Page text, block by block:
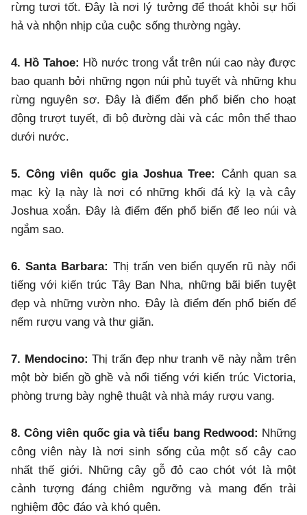
rừng tươi tốt. Đây là nơi lý tưởng để thoát khỏi sự hối
hả và nhộn nhịp của cuộc sống thường ngày.
4. Hồ Tahoe: Hồ nước trong vắt trên núi cao này được
bao quanh bởi những ngọn núi phủ tuyết và những khu
rừng nguyên sơ. Đây là điểm đến phổ biến cho hoạt
động trượt tuyết, đi bộ đường dài và các môn thể thao
dưới nước.
5. Công viên quốc gia Joshua Tree: Cảnh quan sa
mạc kỳ lạ này là nơi có những khối đá kỳ lạ và cây
Joshua xoắn. ​​Đây là điểm đến phổ biến để leo núi và
ngắm sao.
6. Santa Barbara: Thị trấn ven biển quyến rũ này nổi
tiếng với kiến ​​trúc Tây Ban Nha, những bãi biển tuyệt
đẹp và những vườn nho. Đây là điểm đến phổ biến để
nếm rượu vang và thư giãn.
7. Mendocino: Thị trấn đẹp như tranh vẽ này nằm trên
một bờ biển gồ ghề và nổi tiếng với kiến ​​trúc Victoria,
phòng trưng bày nghệ thuật và nhà máy rượu vang.
8. Công viên quốc gia và tiểu bang Redwood: Những
công viên này là nơi sinh sống của một số cây cao
nhất thế giới. Những cây gỗ đỏ cao chót vót là một
cảnh tượng đáng chiêm ngưỡng và mang đến trải
nghiệm độc đáo và khó quên.